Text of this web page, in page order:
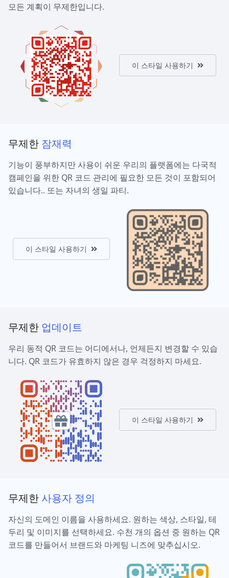
모든 계획이 무제한입니다.
이 스타일 사용하기
무제한 잠재력
기능이 풍부하지만 사용이 쉬운 우리의 플랫폼에는 다국적
캠페인을 위한 QR 코드 관리에 필요한 모든 것이 포함되어
있습니다.. 또는 자녀의 생일 파티.
이 스타일 사용하기
무제한 업데이트
우리 동적 QR 코드는 어디에서나, 언제든지 변경할 수 있습
니다. QR 코드가 유효하지 않은 경우 걱정하지 마세요.
이 스타일 사용하기
무제한 사용자 정의
자신의 도메인 이름을 사용하세요. 원하는 색상, 스타일, 테
두리 및 이미지를 선택하세요. 수천 개의 옵션 중 원하는 QR
코드를 만들어서 브랜드와 마케팅 니즈에 맞추십시오.